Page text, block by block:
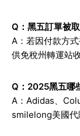
Q：黑五訂單被
A：若因付款方
供免稅州轉運站
Q：2025黑五哪
A：Adidas、
smilelong美國代